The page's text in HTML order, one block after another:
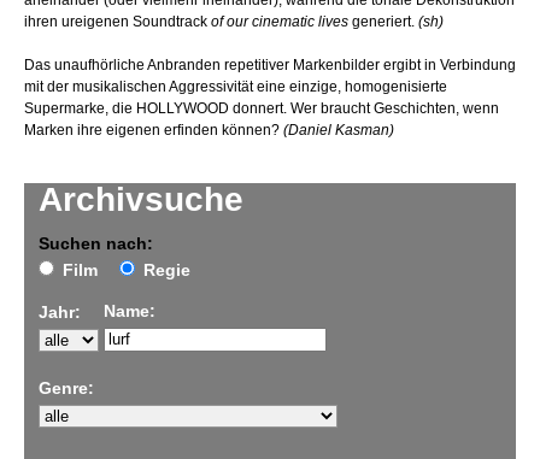
Archivsuche
Suchen nach:
Film
Regie
Jahr: Name:
Genre:
ihren ureigenen Soundtrack of our cinematic lives generiert. (sh)
Das unaufhörliche Anbranden repetitiver Markenbilder ergibt in Verbindung
mit der musikalischen Aggressivität eine einzige, homogenisierte
Supermarke, die HOLLYWOOD donnert. Wer braucht Geschichten, wenn
Marken ihre eigenen erfinden können? (Daniel Kasman)